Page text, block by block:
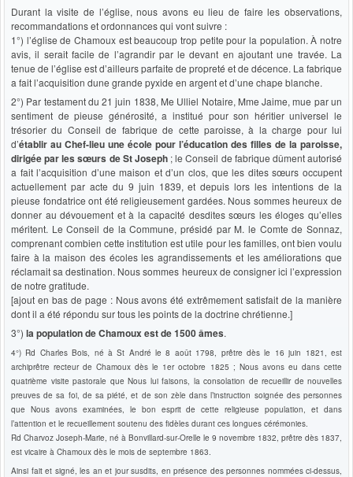
Durant la visite de l’église, nous avons eu lieu de faire les observations,
recommandations et ordonnances qui vont suivre :
1°) l’église de Chamoux est beaucoup trop petite pour la population. À notre
avis, il serait facile de l’agrandir par le devant en ajoutant une travée. La
tenue de l’église est d’ailleurs parfaite de propreté et de décence. La fabrique
a fait l’acquisition dune grande pyxide en argent et d’une chape blanche.
2°) Par testament du 21 juin 1838, Me Ulliel Notaire, Mme Jaime, mue par un
sentiment de pieuse générosité, a institué pour son héritier universel le
trésorier du Conseil de fabrique de cette paroisse, à la charge pour lui
d’établir au Chef-lieu une école pour l’éducation des filles de la paroisse,
dirigée par les sœurs de St Joseph; le Conseil de fabrique dûment autorisé
a fait l’acquisition d’une maison et d’un clos, que les dites sœurs occupent
actuellement par acte du 9 juin 1839, et depuis lors les intentions de la
pieuse fondatrice ont été religieusement gardées. Nous sommes heureux de
donner au dévouement et à la capacité desdites sœurs les éloges qu’elles
méritent. Le Conseil de la Commune, présidé par M. le Comte de Sonnaz,
comprenant combien cette institution est utile pour les familles, ont bien voulu
faire à la maison des écoles les agrandissements et les améliorations que
réclamait sa destination. Nous sommes heureux de consigner ici l’expression
de notre gratitude.
[ajout en bas de page : Nous avons été extrêmement satisfait de la manière
dont il a été répondu sur tous les points de la doctrine chrétienne.]
3°) la population de Chamoux est de 1500 âmes.
4°) Rd Charles Bois, né à St André le 8 août 1798, prêtre dès le 16 juin 1821, est
archiprêtre recteur de Chamoux dès le 1er octobre 1825 ; Nous avons eu dans cette
quatrième visite pastorale que Nous lui faisons, la consolation de recueillir de nouvelles
preuves de sa foi, de sa piété, et de son zèle dans l’instruction soignée des personnes
que Nous avons examinées, le bon esprit de cette religieuse population, et dans
l’attention et le recueillement soutenu des fidèles durant ces longues cérémonies.
Rd Charvoz Joseph-Marie, né à Bonvillard-sur-Orelle le 9 novembre 1832, prêtre dès 1837,
est vicaire à Chamoux dès le mois de septembre 1863.
Ainsi fait et signé, les an et jour susdits, en présence des personnes nommées ci-dessus,